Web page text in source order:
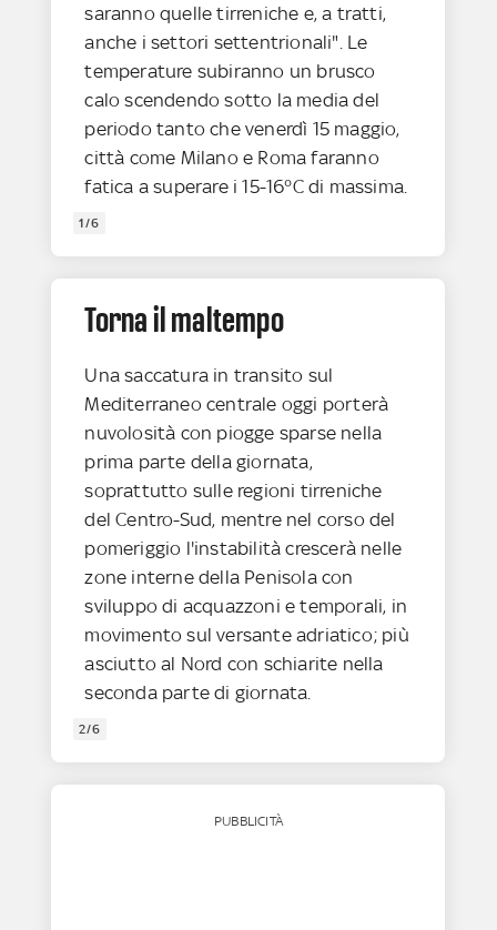
saranno quelle tirreniche e, a tratti,
anche i settori settentrionali". Le
temperature subiranno un brusco
calo scendendo sotto la media del
periodo tanto che venerdì 15 maggio,
città come Milano e Roma faranno
fatica a superare i 15-16°C di massima.
1/6
Torna il maltempo
Una saccatura in transito sul
Mediterraneo centrale oggi porterà
nuvolosità con piogge sparse nella
prima parte della giornata,
soprattutto sulle regioni tirreniche
del Centro-Sud, mentre nel corso del
pomeriggio l'instabilità crescerà nelle
zone interne della Penisola con
sviluppo di acquazzoni e temporali, in
movimento sul versante adriatico; più
asciutto al Nord con schiarite nella
seconda parte di giornata.
2/6
PUBBLICITÀ